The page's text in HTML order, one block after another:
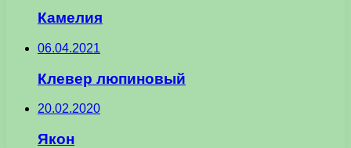
Камелия
06.04.2021
Клевер люпиновый
20.02.2020
Якон